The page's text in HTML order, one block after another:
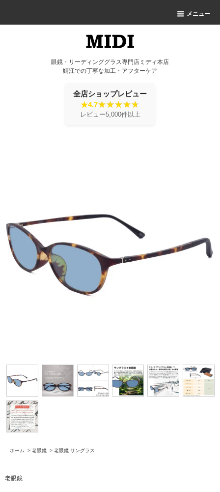
メニュー
眼鏡・リーディンググラス専門店ミディ本店
鯖江での丁寧な加工・アフターケア
全店ショップレビュー
★4.7
レビュー5,000件以上
ホーム > 老眼鏡 > 老眼鏡 サングラス
老眼鏡